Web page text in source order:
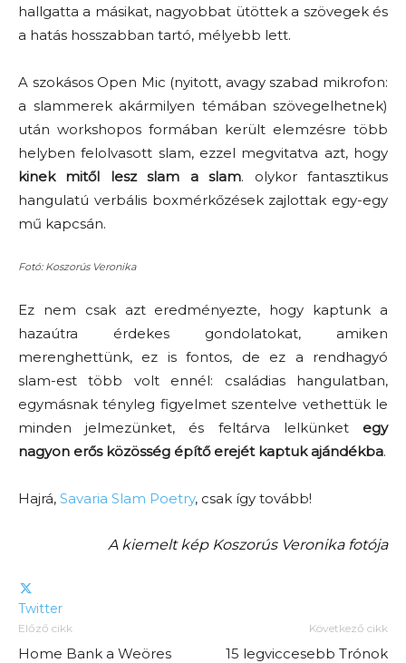
hallgatta a másikat, nagyobbat ütöttek a szövegek és
a hatás hosszabban tartó, mélyebb lett.
A szokásos Open Mic (nyitott, avagy szabad mikrofon:
a slammerek akármilyen témában szövegelhetnek)
után workshopos formában került elemzésre több
helyben felolvasott slam, ezzel megvitatva azt, hogy
kinek mitől lesz slam a slam. olykor fantasztikus
hangulatú verbális boxmérkőzések zajlottak egy-egy
mű kapcsán.
Fotó: Koszorús Veronika
Ez nem csak azt eredményezte, hogy kaptunk a
hazaútra érdekes gondolatokat, amiken
merenghettünk, ez is fontos, de ez a rendhagyó
slam-est több volt ennél: családias hangulatban,
egymásnak tényleg figyelmet szentelve vethettük le
minden jelmezünket, és feltárva lelkünket egy
nagyon erős közösség építő erejét kaptuk ajándékba.
Hajrá, Savaria Slam Poetry, csak így tovább!
A kiemelt kép Koszorús Veronika fotója
Twitter
Előző cikk
Home Bank a Weöres
Következő cikk
15 legviccesebb Trónok